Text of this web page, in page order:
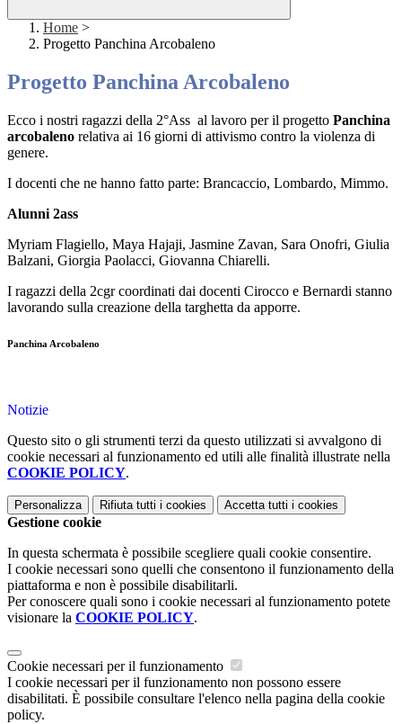
Home >
Progetto Panchina Arcobaleno
Progetto Panchina Arcobaleno
Ecco i nostri ragazzi della 2°Ass al lavoro per il progetto Panchina
arcobaleno relativa ai 16 giorni di attivismo contro la violenza di
genere.
I docenti che ne hanno fatto parte: Brancaccio, Lombardo, Mimmo.
Alunni 2ass
Myriam Flagiello, Maya Hajaji, Jasmine Zavan, Sara Onofri, Giulia
Balzani, Giorgia Paolacci, Giovanna Chiarelli.
I ragazzi della 2cgr coordinati dai docenti Cirocco e Bernardi stanno
lavorando sulla creazione della targhetta da apporre.
Panchina Arcobaleno
Notizie
Questo sito o gli strumenti terzi da questo utilizzati si avvalgono di
cookie necessari al funzionamento ed utili alle finalità illustrate nella
COOKIE POLICY.
Personalizza Rifiuta tutti i cookies Accetta tutti i cookies
Gestione cookie
In questa schermata è possibile scegliere quali cookie consentire.
I cookie necessari sono quelli che consentono il funzionamento della
piattaforma e non è possibile disabilitarli.
Per conoscere quali sono i cookie necessari al funzionamento potete
visionare la COOKIE POLICY.
Cookie necessari per il funzionamento
I cookie necessari per il funzionamento non possono essere
disabilitati. È possibile consultare l'elenco nella pagina della cookie
policy.